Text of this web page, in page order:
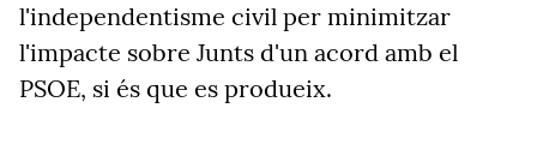
l'independentisme civil per minimitzar
l'impacte sobre Junts d'un acord amb el
PSOE, si és que es produeix.